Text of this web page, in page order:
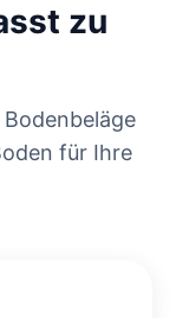
zu
für Ihre